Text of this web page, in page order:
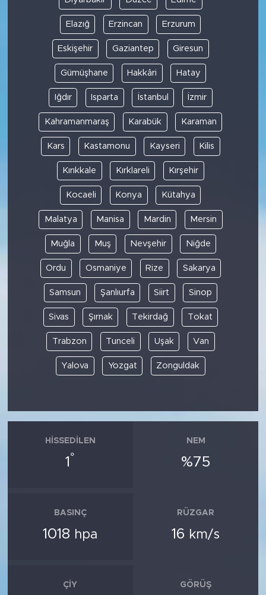
Elazığ Erzincan Erzurum
Eskişehir Gaziantep Giresun
Gümüşhane Hakkâri Hatay
Iğdır Isparta İstanbul İzmir
Kahramanmaraş Karabük Karaman
Kars Kastamonu Kayseri Kilis
Kırıkkale Kırklareli Kırşehir
Kocaeli Konya Kütahya
Malatya Manisa Mardin Mersin
Muğla Muş Nevşehir Niğde
Ordu Osmaniye Rize Sakarya
Samsun Şanlıurfa Siirt Sinop
Sivas Şırnak Tekirdağ Tokat
Trabzon Tunceli Uşak Van
Yalova Yozgat Zonguldak
HISSEDILEN
1 °
NEM
%75
BASINÇ
1018 hpa
RÜZGAR
16 km/s
ÇIY GÖRÜŞ